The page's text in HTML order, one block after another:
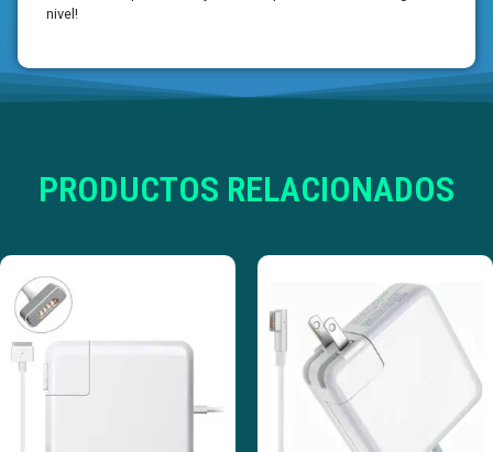
nivel!
PRODUCTOS RELACIONADOS